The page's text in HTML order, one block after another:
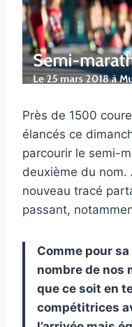
Près de 1500
élancés ce
parcourir le semi-
deuxième du nom.
nouveau tracé
passant,
Comme pour
nombre de nos
que ce soit en
compétitrices